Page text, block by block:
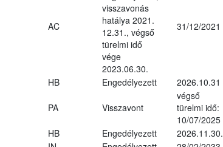
AC
visszavonás
hatálya 2021.
12.31., végső
türelmi idő
vége
2023.06.30.
31/12/2021
HB Engedélyezett 2026.10.31
PA Visszavont
végső
türelmi idő:
10/07/2025
HB Engedélyezett
2026.11.30.